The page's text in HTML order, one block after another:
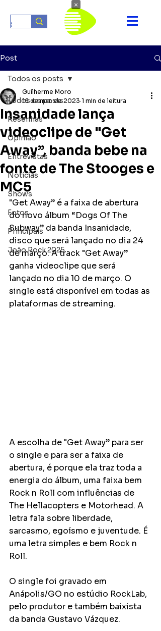
Post
Todos os posts
Resenhas
Opinião
Entrevistas
Notícias
Shows
Fotos
Principais
João Rock 2025
Todos os posts
Insanidade lança
videoclipe de "Get
Away”, banda bebe na
fonte de The Stooges e
MC5
Guilherme Moro
16 de mar. de 2023 1 min de leitura
"Get Away” é a faixa de abertura
do novo álbum “Dogs Of The
Subway” da banda Insanidade,
disco que será lançado no dia 24
de março. A track "Get Away”
ganha videoclipe que será
lançado no dia 10 de março. O
single está disponível em todas as
plataformas de streaming.
A escolha de "Get Away” para ser
o single e para ser a faixa de
abertura, é porque ela traz toda a
energia do álbum, uma faixa bem
Rock n Roll com influências de
The Hellacopters e Motorhead. A
letra fala sobre liberdade,
sarcasmo, egoísmo e juventude. É
uma letra simples e bem Rock n
Roll.
O single foi gravado em
Anápolis/GO no estúdio RockLab,
pelo produtor e também baixista
da banda Gustavo Vázquez.
×